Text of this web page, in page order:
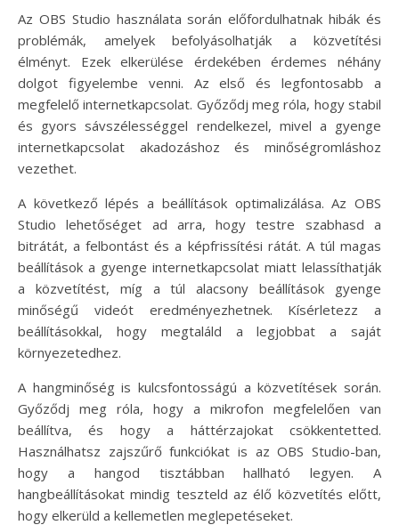
Az OBS Studio használata során előfordulhatnak hibák és
problémák, amelyek befolyásolhatják a közvetítési
élményt. Ezek elkerülése érdekében érdemes néhány
dolgot figyelembe venni. Az első és legfontosabb a
megfelelő internetkapcsolat. Győződj meg róla, hogy stabil
és gyors sávszélességgel rendelkezel, mivel a gyenge
internetkapcsolat akadozáshoz és minőségromláshoz
vezethet.
A következő lépés a beállítások optimalizálása. Az OBS
Studio lehetőséget ad arra, hogy testre szabhasd a
bitrátát, a felbontást és a képfrissítési rátát. A túl magas
beállítások a gyenge internetkapcsolat miatt lelassíthatják
a közvetítést, míg a túl alacsony beállítások gyenge
minőségű videót eredményezhetnek. Kísérletezz a
beállításokkal, hogy megtaláld a legjobbat a saját
környezetedhez.
A hangminőség is kulcsfontosságú a közvetítések során.
Győződj meg róla, hogy a mikrofon megfelelően van
beállítva, és hogy a háttérzajokat csökkentetted.
Használhatsz zajszűrő funkciókat is az OBS Studio-ban,
hogy a hangod tisztábban hallható legyen. A
hangbeállításokat mindig teszteld az élő közvetítés előtt,
hogy elkerüld a kellemetlen meglepetéseket.